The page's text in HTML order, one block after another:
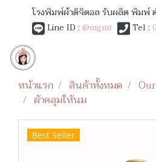
โรงพิมพ์ผ้าดิจิตอล รับผลิต พิมพ์
Line ID : @mgmt Tel :
หน้าแรก สินค้าทั้งหมด
ผ้าคลุมให้นม
Best Seller